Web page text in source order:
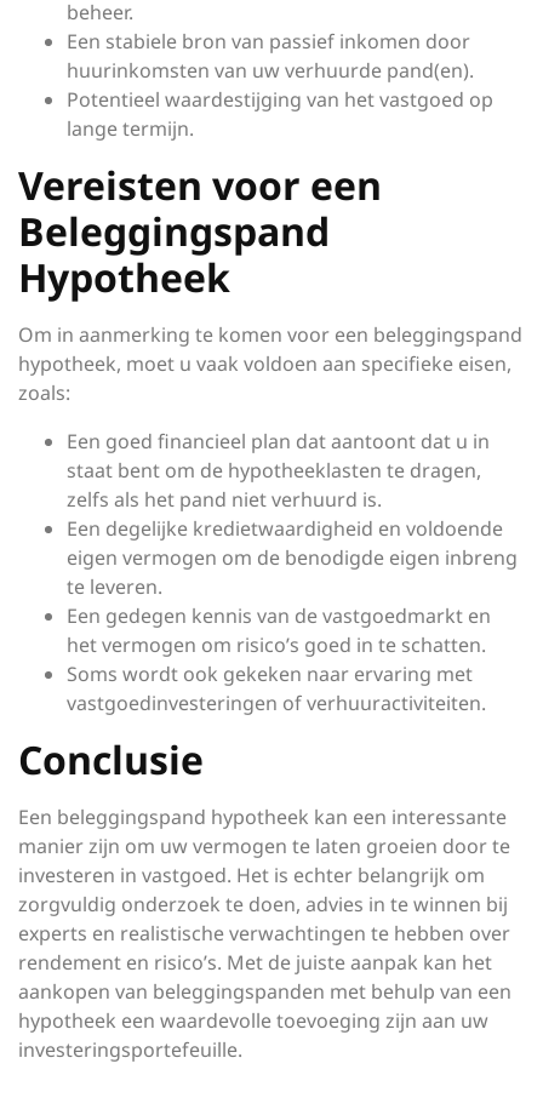
beheer.
Een stabiele bron van passief inkomen door
huurinkomsten van uw verhuurde pand(en).
Potentieel waardestijging van het vastgoed op
lange termijn.
Vereisten voor een
Beleggingspand
Hypotheek
Om in aanmerking te komen voor een beleggingspand
hypotheek, moet u vaak voldoen aan specifieke eisen,
zoals:
Een goed financieel plan dat aantoont dat u in
staat bent om de hypotheeklasten te dragen,
zelfs als het pand niet verhuurd is.
Een degelijke kredietwaardigheid en voldoende
eigen vermogen om de benodigde eigen inbreng
te leveren.
Een gedegen kennis van de vastgoedmarkt en
het vermogen om risico’s goed in te schatten.
Soms wordt ook gekeken naar ervaring met
vastgoedinvesteringen of verhuuractiviteiten.
Conclusie
Een beleggingspand hypotheek kan een interessante
manier zijn om uw vermogen te laten groeien door te
investeren in vastgoed. Het is echter belangrijk om
zorgvuldig onderzoek te doen, advies in te winnen bij
experts en realistische verwachtingen te hebben over
rendement en risico’s. Met de juiste aanpak kan het
aankopen van beleggingspanden met behulp van een
hypotheek een waardevolle toevoeging zijn aan uw
investeringsportefeuille.